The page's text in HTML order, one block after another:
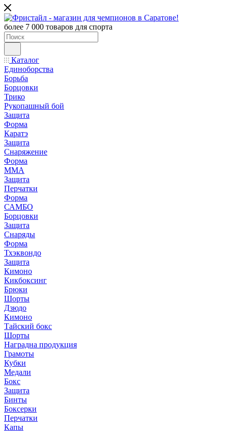
более 7 000 товаров для спорта
Каталог
Единоборства
Борьба
Борцовки
Трико
Рукопашный бой
Защита
Форма
Каратэ
Защита
Снаряжение
Форма
ММА
Защита
Перчатки
Форма
САМБО
Борцовки
Защита
Снаряды
Форма
Тхэквондо
Защита
Кимоно
Кикбоксинг
Брюки
Шорты
Дзюдо
Кимоно
Тайский бокс
Шорты
Наградна продукция
Грамоты
Кубки
Медали
Бокс
Защита
Бинты
Боксерки
Перчатки
Капы